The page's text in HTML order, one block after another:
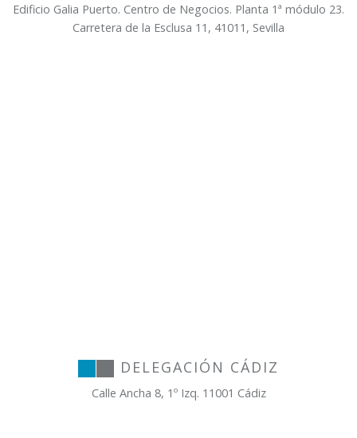
Edificio Galia Puerto. Centro de Negocios. Planta 1ª módulo 23.
Carretera de la Esclusa 11, 41011, Sevilla
DELEGACIÓN CÁDIZ
Calle Ancha 8, 1º Izq. 11001 Cádiz